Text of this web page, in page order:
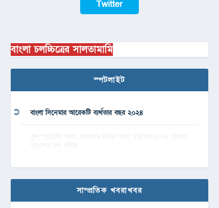
Twitter
বাংলা চলচ্চিত্রের সালতামামি
স্পটলাইট
বাংলা সিনেমার আরেকটি ব্যর্থতার বছর ২০২৪
সাম্প্রতিক খবরাখবর